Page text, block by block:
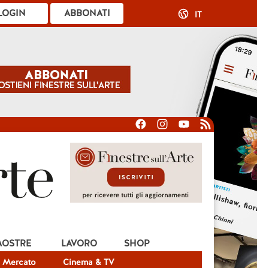
ABBONATI IT
Mercato Cinema & TV
LAVORO SHOP